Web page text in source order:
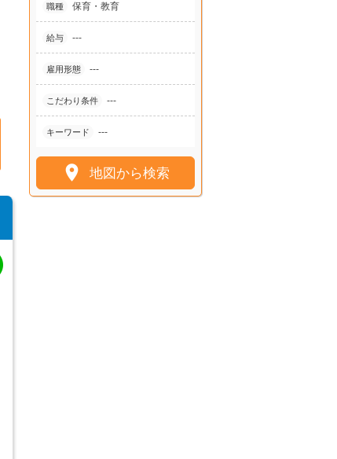
職種 保育・教育
給与 ---
雇用形態 ---
こだわり条件 ---
キーワード ---
 地図から検索